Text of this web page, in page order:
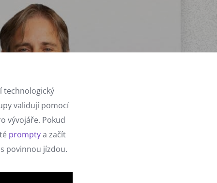
technologický
validují pomocí
vývojáře. Pokud
promptya začít
povinnou jízdou.